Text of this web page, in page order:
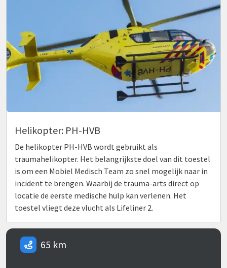
Helikopter: PH-HVB
De helikopter PH-HVB wordt gebruikt als
traumahelikopter. Het belangrijkste doel van dit toestel
is om een Mobiel Medisch Team zo snel mogelijk naar in
incident te brengen. Waarbij de trauma-arts direct op
locatie de eerste medische hulp kan verlenen. Het
toestel vliegt deze vlucht als Lifeliner 2.
65 km